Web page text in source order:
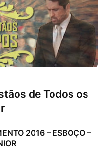
de Todos os
2016 – ESBOÇO –